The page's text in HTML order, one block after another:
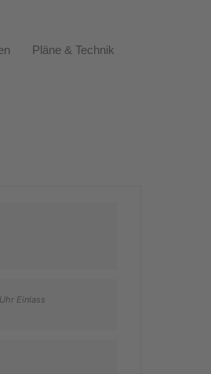
Pläne & Technik
Einlass